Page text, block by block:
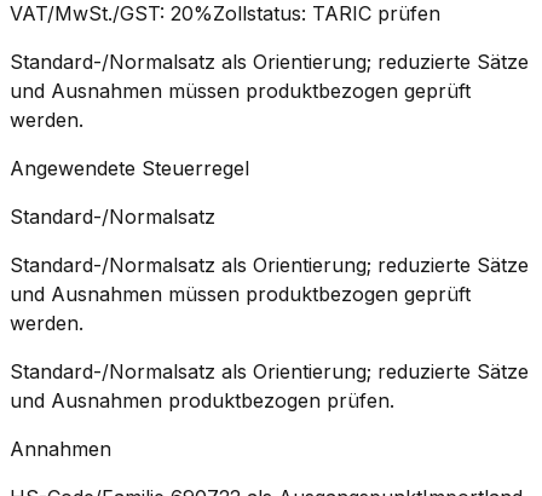
VAT/MwSt./GST: 20%Zollstatus: TARIC prüfen
Standard-/Normalsatz als Orientierung; reduzierte Sätze
und Ausnahmen müssen produktbezogen geprüft
werden.
Angewendete Steuerregel
Standard-/Normalsatz
Standard-/Normalsatz als Orientierung; reduzierte Sätze
und Ausnahmen müssen produktbezogen geprüft
werden.
Standard-/Normalsatz als Orientierung; reduzierte Sätze
und Ausnahmen produktbezogen prüfen.
Annahmen